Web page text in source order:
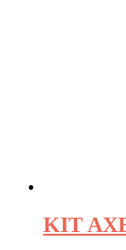
KIT